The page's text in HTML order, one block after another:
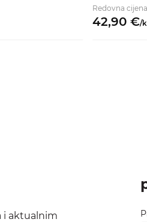
Redovna cijena
42,90 €/
i aktualnim